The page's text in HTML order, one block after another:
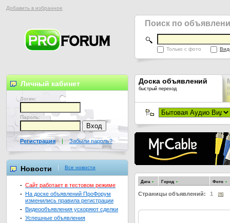
Добавить в избранное
Поиск по
Только с фото
Доска объявлений
быстрый переход
Дата Город Фото
Страницы объявлений: 1
Личный кабинет
Логин:
Пароль:
Регистрация | Забыли пароль?
Новости Все новости
- Сайт работает в тестовом режиме
- На доске объявлений ПроФорум
изменились правила регистрации
- Видеообъявления ускоряют сделки
- Успешные объявления